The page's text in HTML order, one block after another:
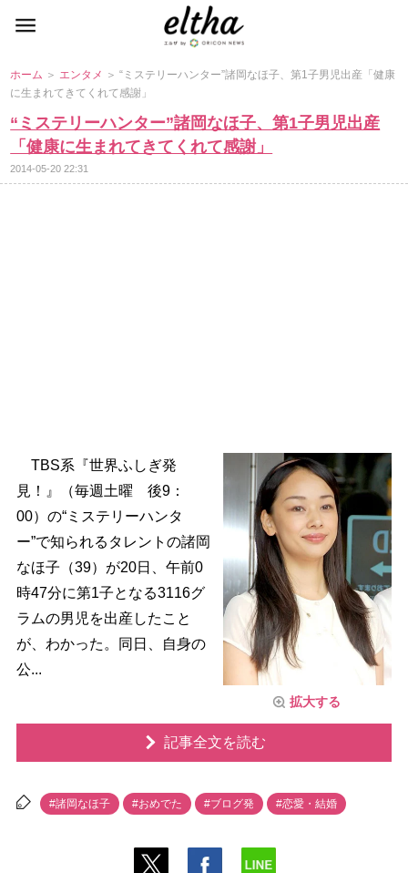
ホーム ＞ エンタメ ＞ “ミステリーハンター”諸岡なほ子、第1子男児出産「健康
に生まれてきてくれて感謝」
“ミステリーハンター”諸岡なほ子、第1子男児出産
「健康に生まれてきてくれて感謝」
2014-05-20 22:31
拡大する
TBS系『世界ふしぎ発
見！』（毎週土曜 後9：
00）の“ミステリーハンタ
ー”で知られるタレントの諸岡
なほ子（39）が20日、午前0
時47分に第1子となる3116グ
ラムの男児を出産したこと
が、わかった。同日、自身の
公...
記事全文を読む
#諸岡なほ子 #おめでた #ブログ発 #恋愛・結婚